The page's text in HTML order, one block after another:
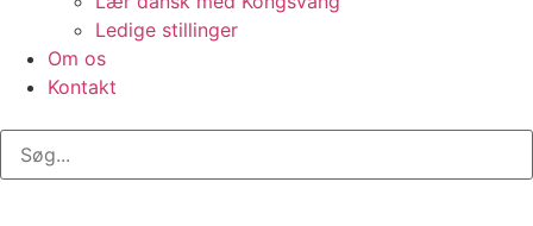
Ledige stillinger
Om os
Kontakt